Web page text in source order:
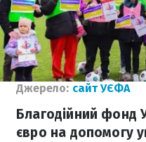
Джерело: сайт УЄФА
Благодійний фонд
євро на допомогу